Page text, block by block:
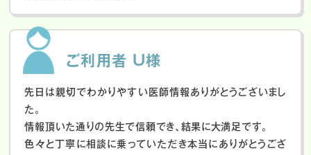
ご利用者 U様
先日は親切でわかりやすい医師情報ありがとうございまし
た。
情報頂いた通りの先生で信頼でき、結果に大満足です。
色々と丁寧に相談に乗っていただき本当にありがとうござ